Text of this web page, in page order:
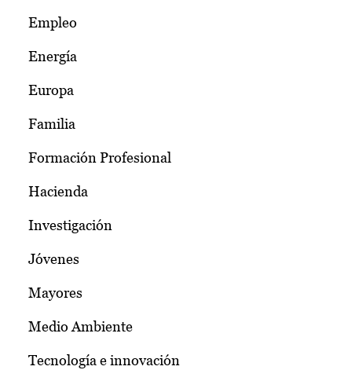
Empleo
Energía
Europa
Familia
Formación Profesional
Hacienda
Investigación
Jóvenes
Mayores
Medio Ambiente
Tecnología e innovación